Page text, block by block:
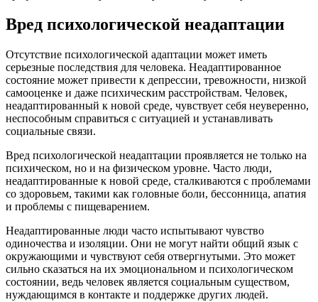
Вред психологической неадаптации
Отсутствие психологической адаптации может иметь
серьезные последствия для человека. Неадаптированное
состояние может привести к депрессии, тревожности, низкой
самооценке и даже психическим расстройствам. Человек,
неадаптированный к новой среде, чувствует себя неуверенно,
неспособным справиться с ситуацией и устанавливать
социальные связи.
Вред психологической неадаптации проявляется не только на
психическом, но и на физическом уровне. Часто люди,
неадаптированные к новой среде, сталкиваются с проблемами
со здоровьем, такими как головные боли, бессонница, апатия
и проблемы с пищеварением.
Неадаптированные люди часто испытывают чувство
одиночества и изоляции. Они не могут найти общий язык с
окружающими и чувствуют себя отвергнутыми. Это может
сильно сказаться на их эмоциональном и психологическом
состоянии, ведь человек является социальным существом,
нуждающимся в контакте и поддержке других людей.